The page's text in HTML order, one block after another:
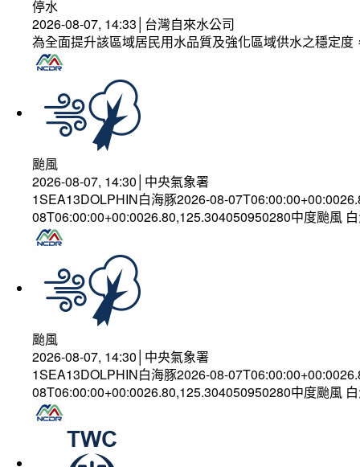
停水
2026-08-07, 14:33│台灣自來水公司
為全面提升該區域居民用水品質及強化區域供水之穩定
颱風
2026-08-07, 14:30│中央氣象署
1SEA13DOLPHIN白海豚2026-08-
08T06:00:00+00:0026.80,125.304050950280中度颱風
颱風
2026-08-07, 14:30│中央氣象署
1SEA13DOLPHIN白海豚2026-08-
08T06:00:00+00:0026.80,125.304050950280中度颱風